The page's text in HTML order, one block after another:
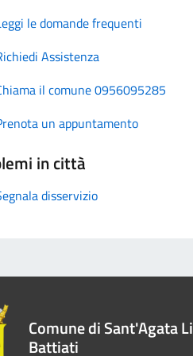
le domande frequenti
Assistenza
il comune 0956095285
un appuntamento
in città
disservizio
Comune di Sant'Agata Li
Battiati